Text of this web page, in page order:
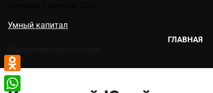
содержимому
Умный капитал
ГЛАВНАЯ
Odnoklassniki